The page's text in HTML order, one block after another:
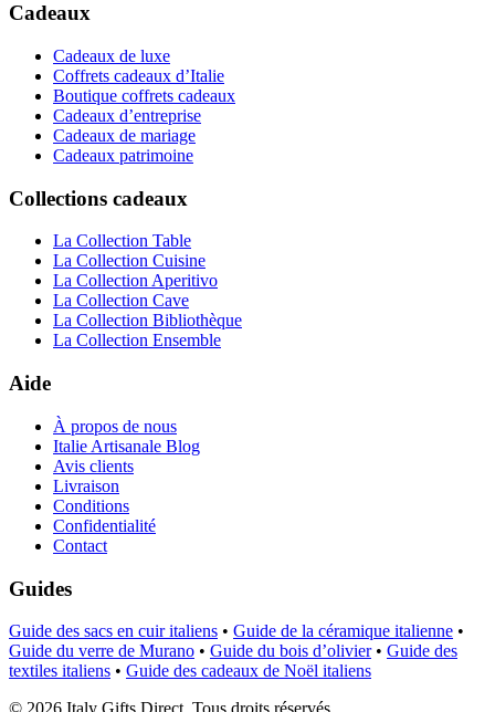
Cadeaux
Cadeaux de luxe
Coffrets cadeaux d’Italie
Boutique coffrets cadeaux
Cadeaux d’entreprise
Cadeaux de mariage
Cadeaux patrimoine
Collections cadeaux
La Collection Table
La Collection Cuisine
La Collection Aperitivo
La Collection Cave
La Collection Bibliothèque
La Collection Ensemble
Aide
À propos de nous
Italie Artisanale Blog
Avis clients
Livraison
Conditions
Confidentialité
Contact
Guides
Guide des sacs en cuir italiens • Guide de la céramique italienne •
Guide du verre de Murano • Guide du bois d’olivier • Guide des
textiles italiens • Guide des cadeaux de Noël italiens